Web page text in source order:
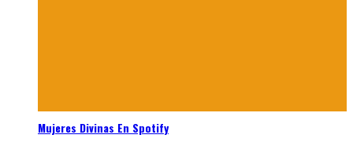
Mujeres Divinas En Spotify